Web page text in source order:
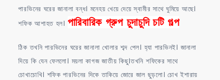
পারভিনের ঘরের জানালা বন্ধ। মনেহয় খেয়ে দেয়ে স্বামীর সাথে ঘুমিয়ে আছে।
শফিক আশাহত হল। পারিবারিক গ্রুপ চুদাচুদি চটি গল্প
ঠিক তখনি পারভিনের ঘরের জানালা খোলার শব্দ পেল। হ্যা পারভিনই। জানালা
দিয়ে কি যেন ফেললো। ময়লা কাগজ জাতীয় কিছু।তখনি শফিকের সাথে
চোখাচোখি। শফিক পারভিনের দিকে তাকিয়ে জোরে জাল ছুড়লো। চোখ ইশারায়